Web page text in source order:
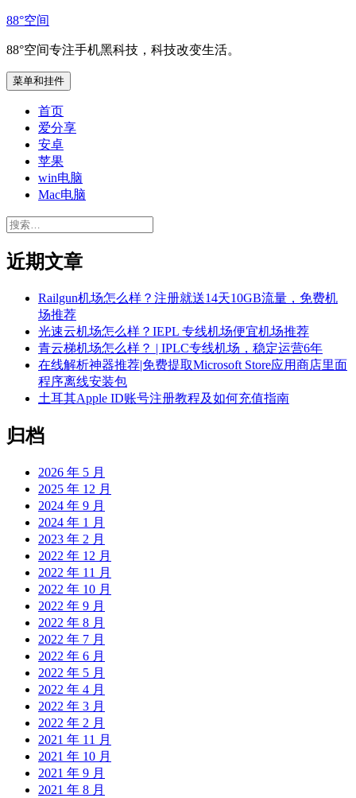
跳
内
容
88°空间
88°空间专注手机黑科技，科技改变生活。
菜单和挂件
首页
爱分享
安卓
苹果
win电脑
Mac电脑
搜
近期文章
Railgun机场怎么样？注册就送14天10GB流量，免费机
场推荐
光速云机场怎么样？IEPL 专线机场便宜机场推荐
青云梯机场怎么样？ | IPLC专线机场，稳定运营6年
在线解析神器推荐|免费提取Microsoft Store应用商店里面
程序离线安装包
土耳其Apple ID账号注册教程及如何充值指南
归档
2026 年 5 月
2025 年 12 月
2024 年 9 月
2024 年 1 月
2023 年 2 月
2022 年 12 月
2022 年 11 月
2022 年 10 月
2022 年 9 月
2022 年 8 月
2022 年 7 月
2022 年 6 月
2022 年 5 月
2022 年 4 月
2022 年 3 月
2022 年 2 月
2021 年 11 月
2021 年 10 月
2021 年 9 月
2021 年 8 月